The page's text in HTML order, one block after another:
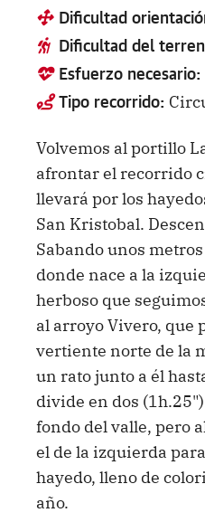
Dificultad
Dificultad del
Esfuerzo necesario:
Tipo recorrido:
Volvemos al portillo
afrontar el recorrido
llevará por los
San Kristobal.
Sabando unos
donde nace a la
herboso que
al arroyo Vivero, que
vertiente norte de la
un rato junto a él
divide en dos
fondo del valle, pero
el de la izquierda
hayedo, lleno de
año.